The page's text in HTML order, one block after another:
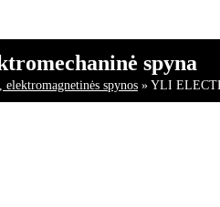
spyna
elektromagnetinės spynos» YLI